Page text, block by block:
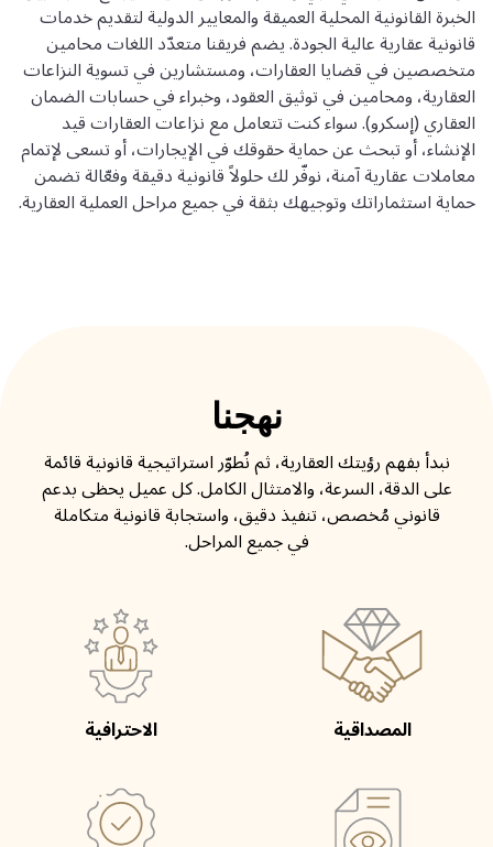
الخبرة القانونية المحلية العميقة والمعايير الدولية لتقديم خدمات
قانونية عقارية عالية الجودة. يضم فريقنا متعدّد اللغات محامين
متخصصين في قضايا العقارات، ومستشارين في تسوية النزاعات
العقارية، ومحامين في توثيق العقود، وخبراء في حسابات الضمان
العقاري (إسكرو). سواء كنت تتعامل مع نزاعات العقارات قيد
الإنشاء، أو تبحث عن حماية حقوقك في الإيجارات، أو تسعى لإتمام
معاملات عقارية آمنة، نوفّر لك حلولاً قانونية دقيقة وفعّالة تضمن
حماية استثماراتك وتوجيهك بثقة في جميع مراحل العملية العقارية.
نهجنا
نبدأ بفهم رؤيتك العقارية، ثم نُطوّر استراتيجية قانونية قائمة
على الدقة، السرعة، والامتثال الكامل. كل عميل يحظى بدعم
قانوني مُخصص، تنفيذ دقيق، واستجابة قانونية متكاملة
في جميع المراحل.
المصداقية الاحترافية